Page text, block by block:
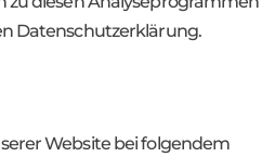
Datenschutzerklärung.
Website bei folgendem